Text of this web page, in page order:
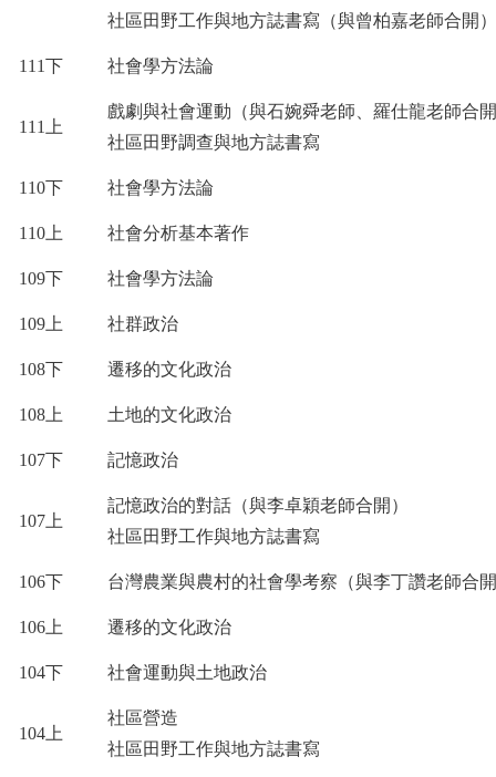
社區田野工作與地方誌書寫（與曾柏嘉老師合開
111下 社會學方法論
111 上
戲劇與社會運動（與石婉舜老師、羅仕龍老師合
社區田野調查與地方誌書寫
110下 社會學方法論
110 上 社會分析基本著作
109下 社會學方法論
109 上 社群政治
108下 遷移的文化政治
108 上 土地的文化政治
107下 記憶政治
107 上
記憶政治的對話（與李卓穎老師合開）
社區田野工作與地方誌書寫
106下 台灣農業與農村的社會學考察（與李丁讚老師合
106 上 遷移的文化政治
104下 社會運動與土地政治
104 上
社區營造
社區田野工作與地方誌書寫